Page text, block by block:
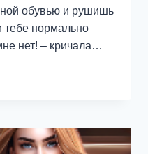
обувью и рушишь
тебе нормально
нет! – кричала…